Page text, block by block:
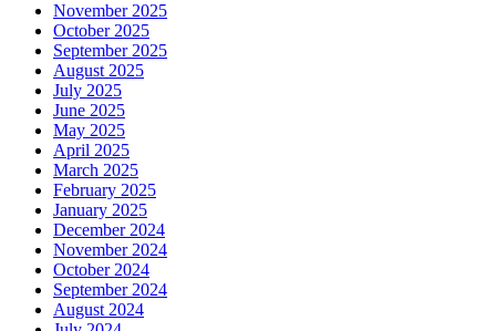
November 2025
October 2025
September 2025
August 2025
July 2025
June 2025
May 2025
April 2025
March 2025
February 2025
January 2025
December 2024
November 2024
October 2024
September 2024
August 2024